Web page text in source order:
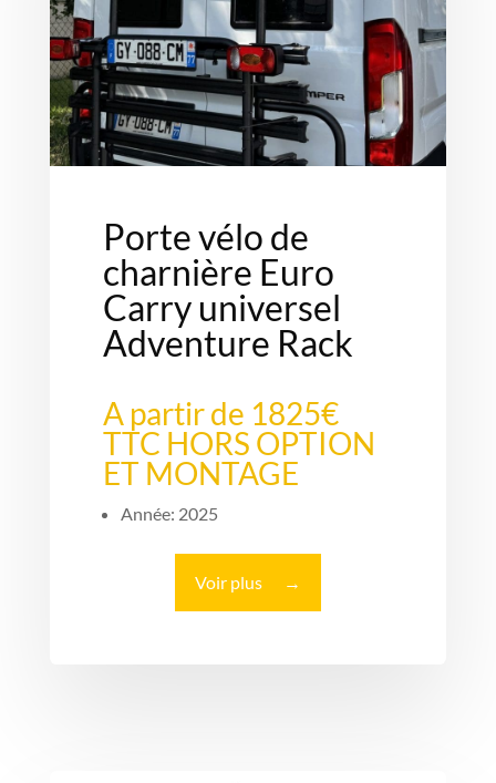
Porte vélo de
charnière Euro
Carry universel
Adventure Rack
A partir de 1825€
TTC HORS OPTION
ET MONTAGE
Année: 2025
Voir plus →